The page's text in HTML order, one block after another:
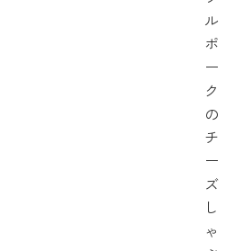
ル
ポ
ー
ク
の
チ
ー
ズ
し
ゃ